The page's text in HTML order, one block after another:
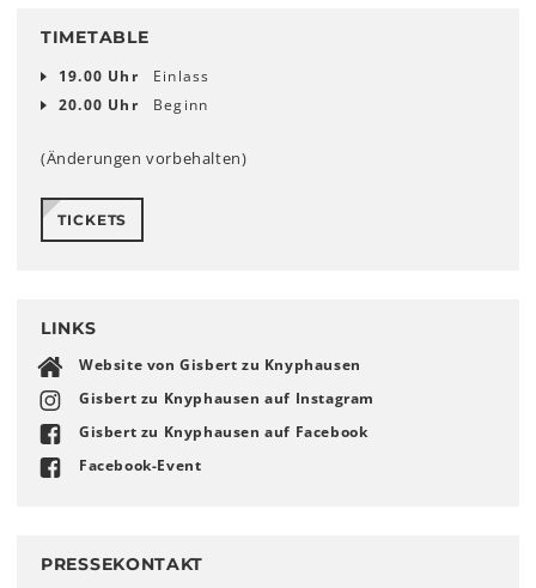
TIMETABLE
19.00 Uhr
Einlass
20.00 Uhr
Beginn
(Änderungen vorbehalten)
TICKETS
LINKS
Website von Gisbert zu Knyphausen
Gisbert zu Knyphausen auf Instagram
Gisbert zu Knyphausen auf Facebook
Facebook-Event
PRESSEKONTAKT